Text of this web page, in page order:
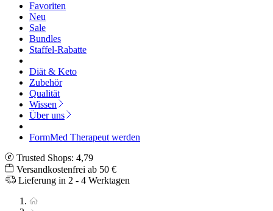
Favoriten
Neu
Sale
Bundles
Staffel-Rabatte
Diät & Keto
Zubehör
Qualität
Wissen
Über uns
FormMed Therapeut werden
Trusted Shops: 4,79
Versandkostenfrei ab 50 €
Lieferung in 2 - 4 Werktagen